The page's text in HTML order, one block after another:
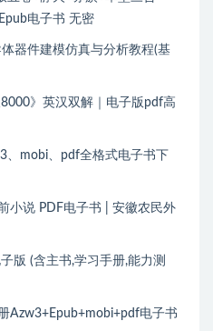
电子书 无密
器件建模仿真与分析教程(基
》英汉双解｜电子版pdf高
、mobi、pdf全格式电子书下
小说 PDF电子书 | 安徽农民外
版 (含主书,学习手册,能力测
Azw3+Epub+mobi+pdf电子书